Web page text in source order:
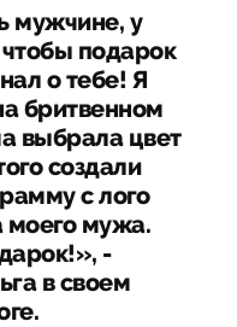
мужчине, у
чтобы подарок
о тебе! Я
бритвенном
выбрала цвет
создали
с лого
моего мужа.
-
в своем